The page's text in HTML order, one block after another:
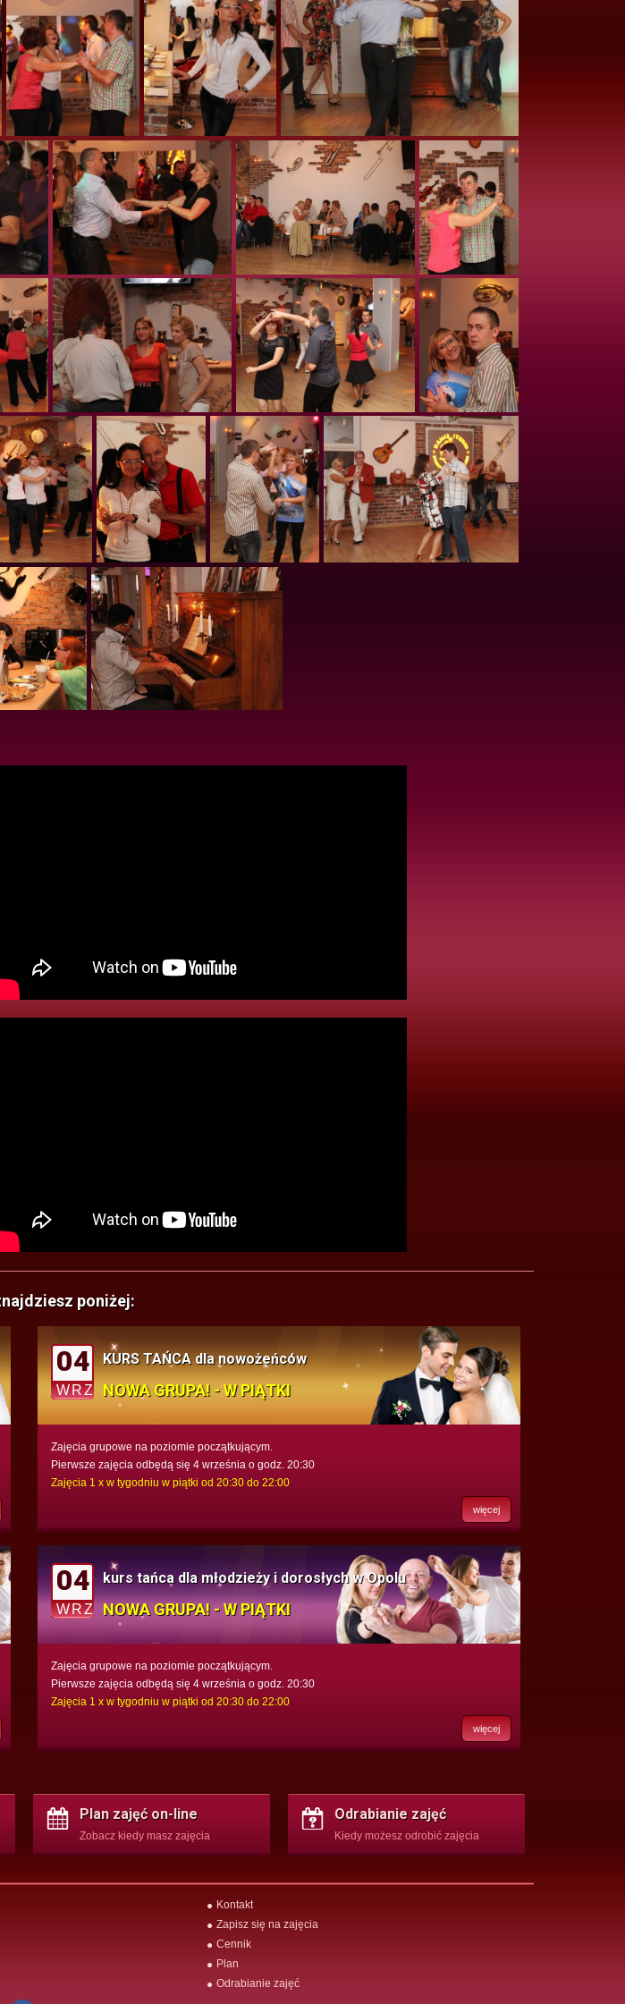
poniżej:
04
WRZ
KURS TAŃCA dla nowożeńców
NOWA GRUPA! - W PIĄTKI
Zajęcia grupowe na poziomie początkującym.
Pierwsze zajęcia odbędą się 4 września o godz. 20:30
Zajęcia 1 x w tygodniu w piątki od 20:30 do 22:00
więcej
04
WRZ
kurs tańca dla młodzieży i dorosłych w Opolu
NOWA GRUPA! - W PIĄTKI
Zajęcia grupowe na poziomie początkującym.
Pierwsze zajęcia odbędą się 4 września o godz. 20:30
Zajęcia 1 x w tygodniu w piątki od 20:30 do 22:00
więcej
Plan zajęć on-line
Zobacz kiedy masz zajęcia
Odrabianie zajęć
Kiedy możesz odrobić zajęcia
Kontakt
Zapisz się na zajęcia
Cennik
Plan
Odrabianie zajęć